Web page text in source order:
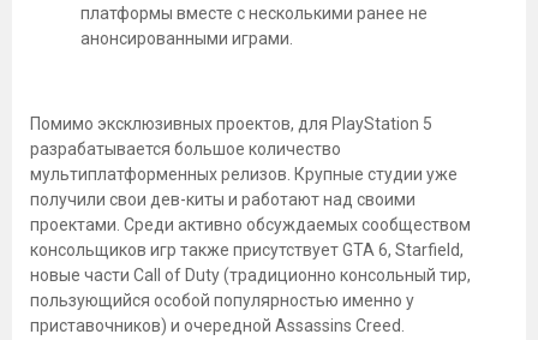
платформы вместе с несколькими ранее не
анонсированными играми.
Помимо эксклюзивных проектов, для PlayStation 5
разрабатывается большое количество
мультиплатформенных релизов. Крупные студии уже
получили свои дев-киты и работают над своими
проектами. Среди активно обсуждаемых сообществом
консольщиков игр также присутствует GTA 6, Starfield,
новые части Call of Duty (традиционно консольный тир,
пользующийся особой популярностью именно у
приставочников) и очередной Assassins Creed.